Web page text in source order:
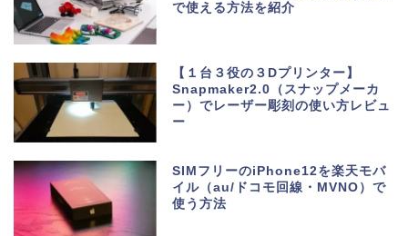
で使える方法を紹介
【１台３役の３Dプリンター】
Snapmaker2.0（スナップメーカ
ー）でレーザー彫刻の使い方レビュ
ー
SIMフリーのiPhone12を楽天モバ
イル（au/ドコモ回線・MVNO）で
使う方法